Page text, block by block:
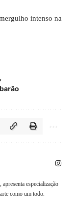
intenso na
especialização
como um todo.